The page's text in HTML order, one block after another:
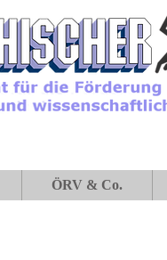
ÖRV & Co.